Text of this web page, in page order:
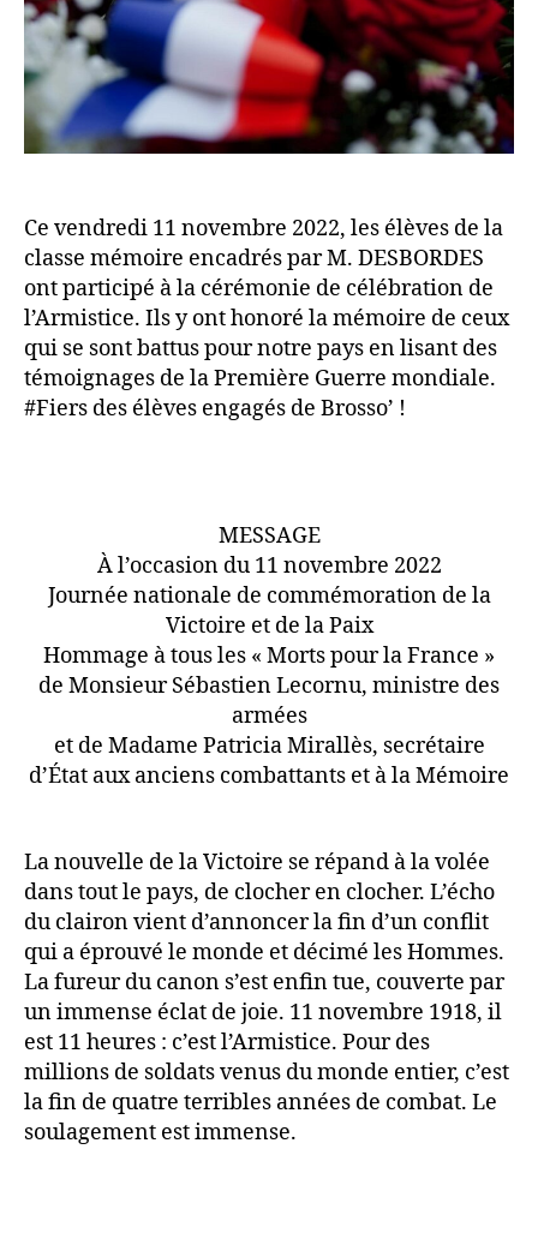
Ce vendredi 11 novembre 2022, les élèves de la
classe mémoire encadrés par M. DESBORDES
ont participé à la cérémonie de célébration de
l’Armistice. Ils y ont honoré la mémoire de ceux
qui se sont battus pour notre pays en lisant des
témoignages de la Première Guerre mondiale.
#Fiers des élèves engagés de Brosso’ !
MESSAGE
À l’occasion du 11 novembre 2022
Journée nationale de commémoration de la
Victoire et de la Paix
Hommage à tous les « Morts pour la France »
de Monsieur Sébastien Lecornu, ministre des
armées
et de Madame Patricia Mirallès, secrétaire
d’État aux anciens combattants et à la Mémoire
La nouvelle de la Victoire se répand à la volée
dans tout le pays, de clocher en clocher. L’écho
du clairon vient d’annoncer la fin d’un conflit
qui a éprouvé le monde et décimé les Hommes.
La fureur du canon s’est enfin tue, couverte par
un immense éclat de joie. 11 novembre 1918, il
est 11 heures : c’est l’Armistice. Pour des
millions de soldats venus du monde entier, c’est
la fin de quatre terribles années de combat. Le
soulagement est immense.